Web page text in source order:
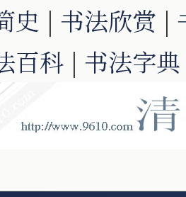
史 | 书法欣赏 |
百科 | 书法字典